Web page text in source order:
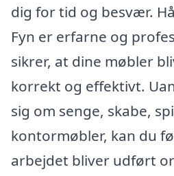
dig for tid og besvær.
Fyn er erfarne og
sikrer, at dine møbler
korrekt og effektivt.
sig om senge, skabe,
kontormøbler, kan du
arbejdet bliver udført